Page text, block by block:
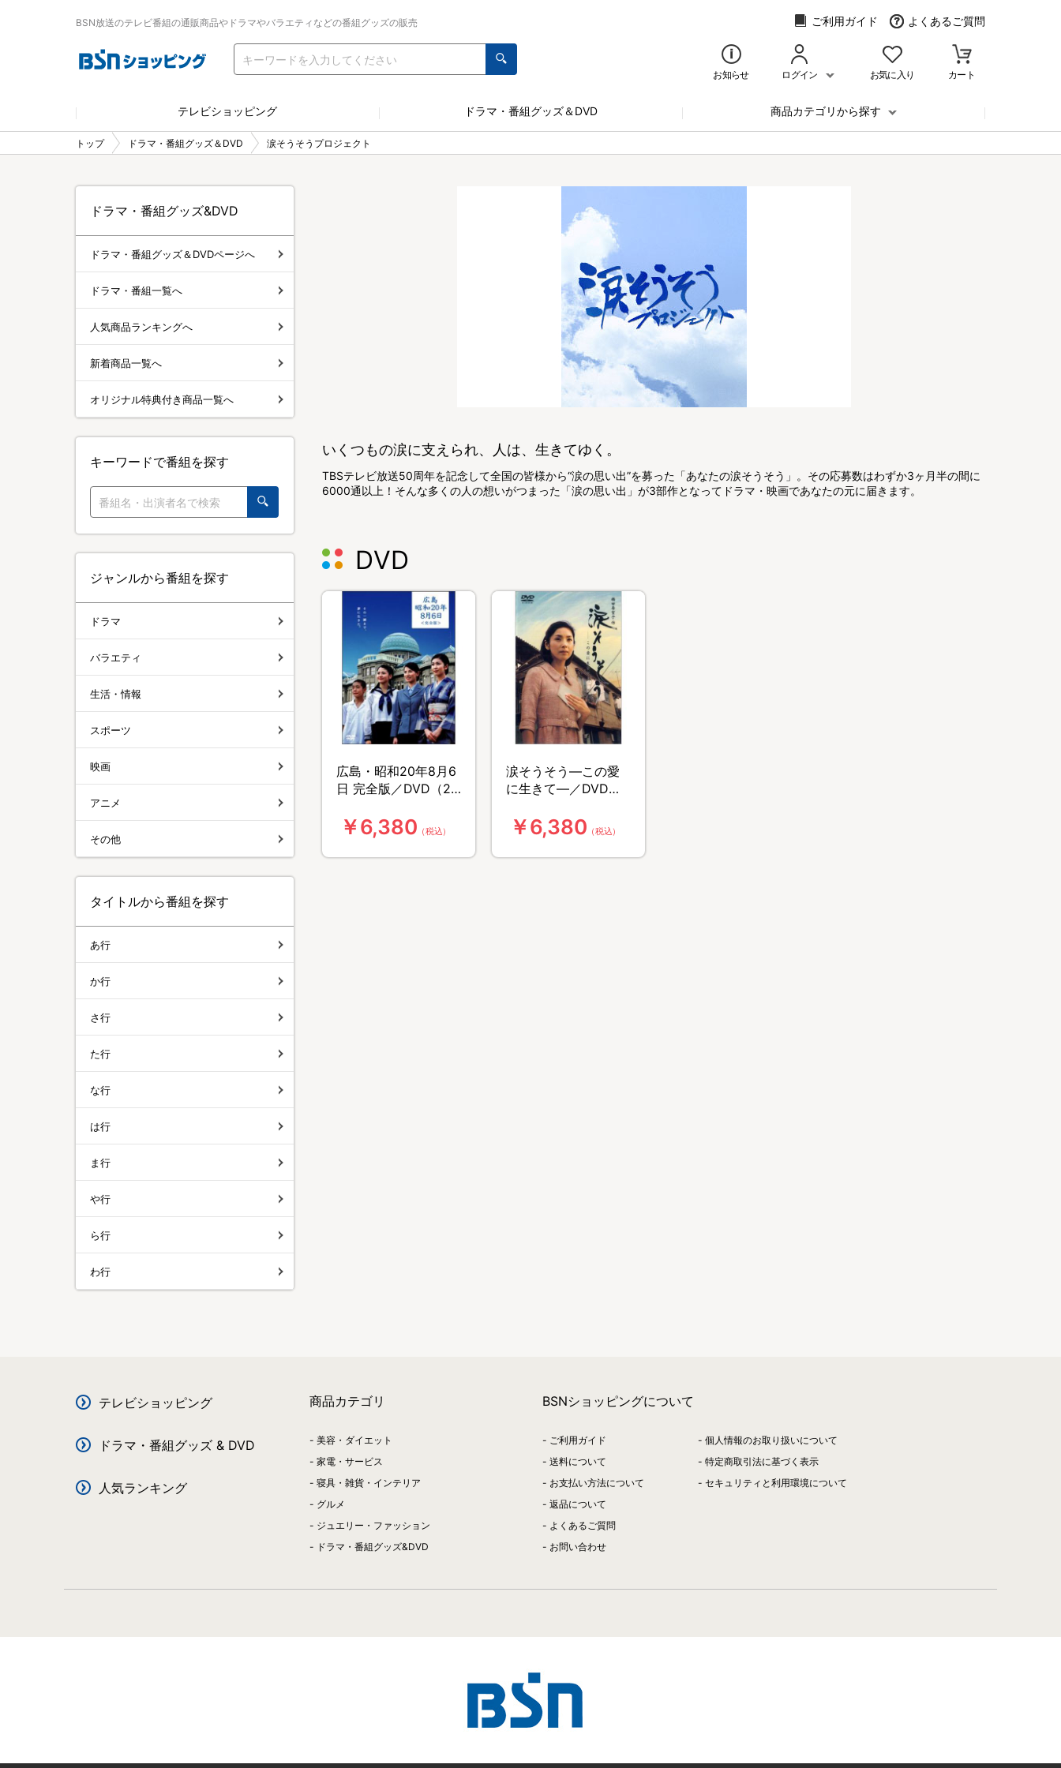
BSN放送のテレビ番組の通販商品やドラマやバラエティなどの番組グッズの販売 ご利用ガイド よくあるご質問
お知らせ ログイン お気に入り カート
テレビショッピング ドラマ・番組グッズ＆DVD 商品カテゴリから探す
トップ ドラマ・番組グッズ＆DVD 涙そうそうプロジェクト
いくつもの涙に支えられ、人は、生きてゆく。
TBSテレビ放送50周年を記念して全国の皆様から“涙の思い出”を募った「あなたの涙そうそう」。その応募数はわずか3ヶ月半の間に
6000通以上！そんな多くの人の想いがつまった「涙の思い出」が3部作となってドラマ・映画であなたの元に届きます。
DVD
広島・昭和20年8月6
日 完全版／DVD（2
￥6,380 （税込）
涙そうそう―この愛
に生きて―／DVD（2
￥6,380 （税込）
ドラマ・番組グッズ&DVD
ドラマ・番組グッズ＆DVDページへ
ドラマ・番組一覧へ
人気商品ランキングへ
新着商品一覧へ
オリジナル特典付き商品一覧へ
キーワードで番組を探す
ジャンルから番組を探す
ドラマ
バラエティ
生活・情報
スポーツ
映画
アニメ
その他
タイトルから番組を探す
あ行
か行
さ行
た行
な行
は行
ま行
や行
ら行
わ行
テレビショッピング
ドラマ・番組グッズ & DVD
人気ランキング
商品カテゴリ
美容・ダイエット
家電・サービス
寝具・雑貨・インテリア
グルメ
ジュエリー・ファッション
ドラマ・番組グッズ&DVD
BSNショッピングについて
ご利用ガイド
送料について
お支払い方法について
返品について
よくあるご質問
お問い合わせ
個人情報のお取り扱いについて
特定商取引法に基づく表示
セキュリティと利用環境について